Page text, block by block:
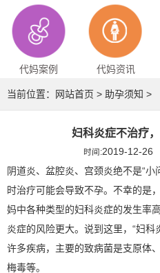
代妈案例 代妈资讯
当前位置： 网站首页 > 助孕须知 >
妇科炎症不治疗
时间:2019-12-
阴道炎、盆腔炎、宫颈炎绝不是“
时治疗可能会导致不孕。不幸的是
妈中各种类型的妇科炎症的发生率
炎症的风险更大。说到这里，“妇
许多疾病，主要的致病菌是支原体
梅毒等。